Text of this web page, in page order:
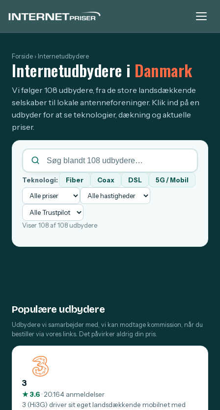
Forside › Internetudbydere
Internetudbydere i Danmark
Vi følger 108 udbydere, fra de store landsdækkende
selskaber til lokale antenneforeninger. Klik ind på en
udbyder for at se teknologier, dækning og aktuelle
priser.
Teknologi: Fiber Coax DSL 5G / Mobil
Viser 108 af 108 udbydere
Populære udbydere
Udbydere vi samarbejder med, vi kan modtage kommission, når du
bestiller via vores links. Det påvirker aldrig din pris.
3
★ 3.6· 20.164 anmeldelser
3 (Hi3G) driver sit eget landsdækkende mobilnet med